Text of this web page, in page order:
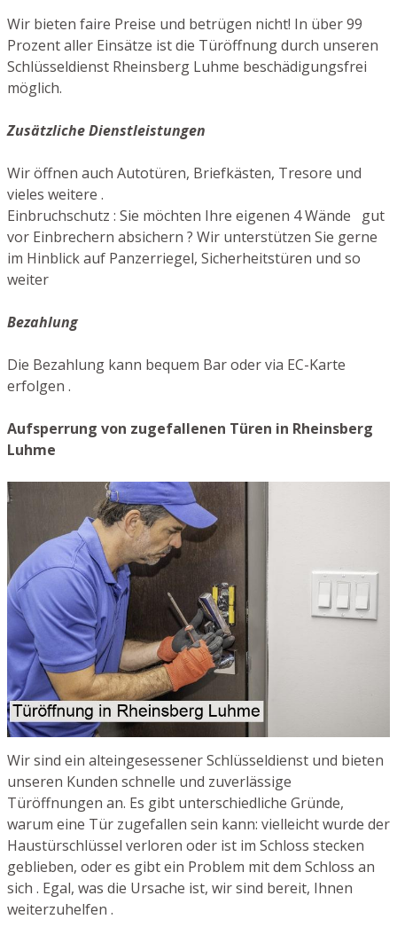
Wir bieten faire Preise und betrügen nicht! In über 99
Prozent aller Einsätze ist die Türöffnung durch unseren
Schlüsseldienst Rheinsberg Luhme beschädigungsfrei
möglich.
Zusätzliche Dienstleistungen
Wir öffnen auch Autotüren, Briefkästen, Tresore und
vieles weitere .
Einbruchschutz : Sie möchten Ihre eigenen 4 Wände gut
vor Einbrechern absichern ? Wir unterstützen Sie gerne
im Hinblick auf Panzerriegel, Sicherheitstüren und so
weiter
Bezahlung
Die Bezahlung kann bequem Bar oder via EC-Karte
erfolgen .
Aufsperrung von zugefallenen Türen in Rheinsberg
Luhme
Wir sind ein alteingesessener Schlüsseldienst und bieten
unseren Kunden schnelle und zuverlässige
Türöffnungen an. Es gibt unterschiedliche Gründe,
warum eine Tür zugefallen sein kann: vielleicht wurde der
Haustürschlüssel verloren oder ist im Schloss stecken
geblieben, oder es gibt ein Problem mit dem Schloss an
sich . Egal, was die Ursache ist, wir sind bereit, Ihnen
weiterzuhelfen .